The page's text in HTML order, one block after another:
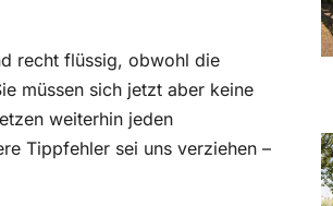
recht flüssig, obwohl die
müssen sich jetzt aber keine
weiterhin jeden
Tippfehler sei uns verziehen –